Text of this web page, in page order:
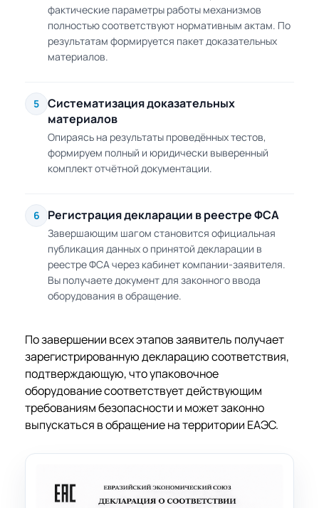
фактические параметры работы механизмов
полностью соответствуют нормативным актам. По
результатам формируется пакет доказательных
материалов.
5
Систематизация доказательных
материалов
Опираясь на результаты проведённых тестов,
формируем полный и юридически выверенный
комплект отчётной документации.
6 Регистрация декларации в реестре ФСА
Завершающим шагом становится официальная
публикация данных о принятой декларации в
реестре ФСА через кабинет компании-заявителя.
Вы получаете документ для законного ввода
оборудования в обращение.
По завершении всех этапов заявитель получает
зарегистрированную декларацию соответствия,
подтверждающую, что упаковочное
оборудование соответствует действующим
требованиям безопасности и может законно
выпускаться в обращение на территории ЕАЭС.